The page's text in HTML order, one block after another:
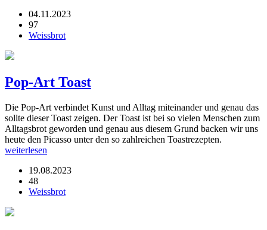
04.11.2023
97
Weissbrot
Pop-Art Toast
Die Pop-Art verbindet Kunst und Alltag miteinander und genau das
sollte dieser Toast zeigen. Der Toast ist bei so vielen Menschen zum
Alltagsbrot geworden und genau aus diesem Grund backen wir uns
heute den Picasso unter den so zahlreichen Toastrezepten.
weiterlesen
19.08.2023
48
Weissbrot